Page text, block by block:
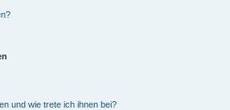
und wie trete ich ihnen bei?